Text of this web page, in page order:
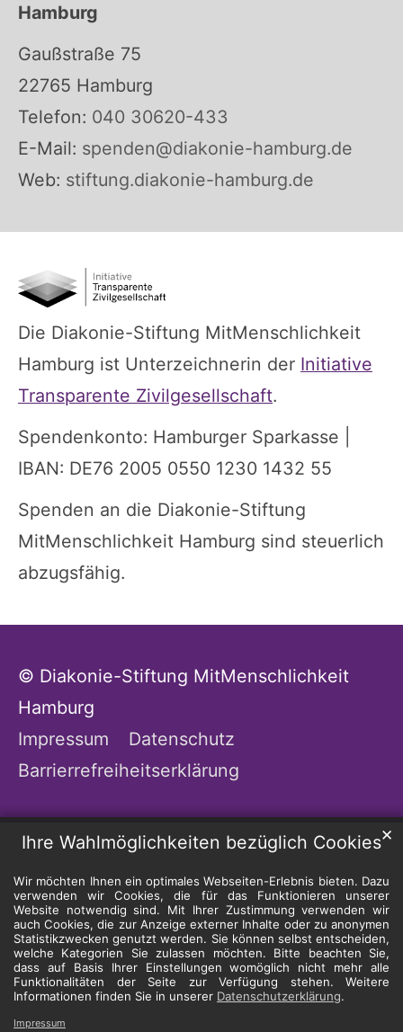
Ihre Wahlmöglichkeiten bezüglich Cookies
Wir möchten Ihnen ein optimales Webseiten-Erlebnis bieten. Dazu
verwenden wir Cookies, die für das Funktionieren unserer
Website notwendig sind. Mit Ihrer Zustimmung verwenden wir
auch Cookies, die zur Anzeige externer Inhalte oder zu anonymen
Statistikzwecken genutzt werden. Sie können selbst entscheiden,
welche Kategorien Sie zulassen möchten. Bitte beachten Sie,
dass auf Basis Ihrer Einstellungen womöglich nicht mehr alle
Funktionalitäten der Seite zur Verfügung stehen. Weitere
Informationen finden Sie in unserer Datenschutzerklärung.
✕
Impressum
Hamburg
Gaußstraße 75
22765 Hamburg
Telefon: 040 30620-433
E-Mail: spenden@diakonie-hamburg.de
Web: stiftung.diakonie-hamburg.de
Die Diakonie-Stiftung MitMenschlichkeit
Hamburg ist Unterzeichnerin der Initiative
Transparente Zivilgesellschaft.
Spendenkonto: Hamburger Sparkasse |
IBAN: DE76 2005 0550 1230 1432 55
Spenden an die Diakonie-Stiftung
MitMenschlichkeit Hamburg sind steuerlich
abzugsfähig.
© Diakonie-Stiftung MitMenschlichkeit
Hamburg
Impressum
Datenschutz
Barrierrefreiheitserklärung